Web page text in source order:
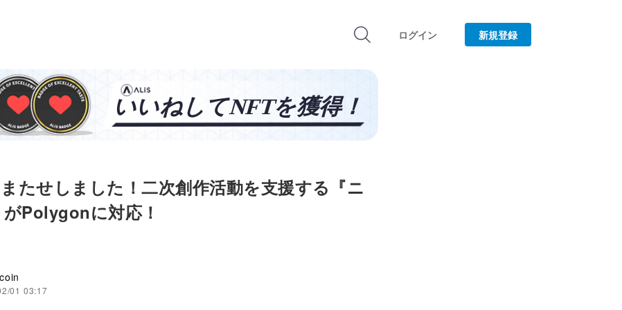
ログイン 新規登録
たせしました！二次創作活動を支援する『ニ
Polygonに対応！
01 03:17